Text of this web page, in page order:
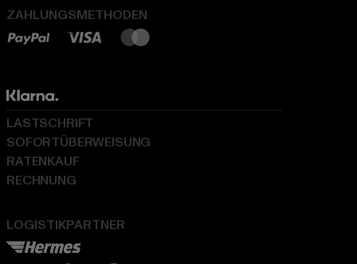
ZAHLUNGSMETHODEN
LOGISTIKPARTNER
LASTSCHRIFT
SOFORTÜBERWEISUNG
RATENKAUF
RECHNUNG